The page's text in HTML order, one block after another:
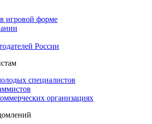
игровой форме
России
специалистов
организациях